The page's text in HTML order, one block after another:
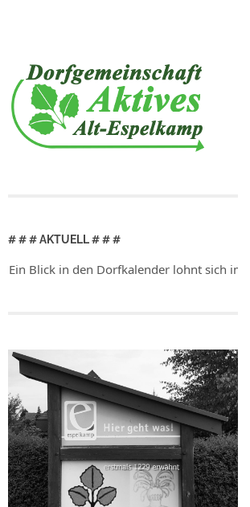
# # # AKTUELL # # #
in den Dorfkalender lohnt sich immer!